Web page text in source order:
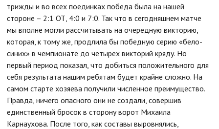
трижды и во всех поединках победа была на нашей
стороне – 2:1 ОТ, 4:0 и 7:0. Так что в сегодняшнем матче
мы вполне могли рассчитывать на очередную викторию,
которая, к тому же, продлила бы победную серию «бело-
синих» в чемпионате до четырех викторий кряду. Но
первый период показал, что добиться положительного для
себя результата нашим ребятам будет крайне сложно. На
самом старте хозяева получили численное преимущество.
Правда, ничего опасного они не создали, совершив
единственный бросок в сторону ворот Михаила
Карнаухова. После того, как составы выровнялись,